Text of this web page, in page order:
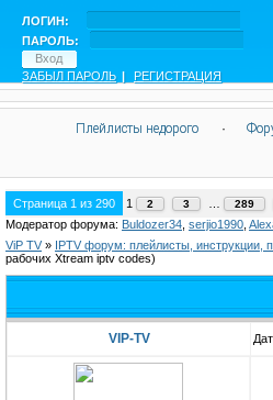
ЛОГИН:
ПАРОЛЬ:
ЗАБЫЛ ПАРОЛЬ | РЕГИСТРАЦИЯ
Плейлисты недорого ·
Страница 1 из 290 1 2 3 289
Модератор форума: Buldozer34 serjio1990
ViP TV » IPTV форум: плейлисты,
рабочих Xtream iptv codes)
VIP-TV